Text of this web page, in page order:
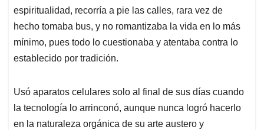
espiritualidad, recorría a pie las calles, rara vez de
hecho tomaba bus, y no romantizaba la vida en lo más
mínimo, pues todo lo cuestionaba y atentaba contra lo
establecido por tradición.
Usó aparatos celulares solo al final de sus días cuando
la tecnología lo arrinconó, aunque nunca logró hacerlo
en la naturaleza orgánica de su arte austero y